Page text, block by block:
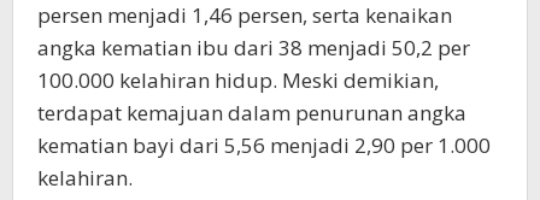
persen menjadi 1,46 persen, serta kenaikan
angka kematian ibu dari 38 menjadi 50,2 per
100.000 kelahiran hidup. Meski demikian,
terdapat kemajuan dalam penurunan angka
kematian bayi dari 5,56 menjadi 2,90 per 1.000
kelahiran.